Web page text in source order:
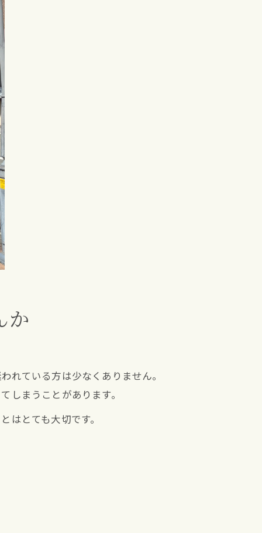
か
れている方は少なくありません。
しまうことがあります。
はとても大切です。